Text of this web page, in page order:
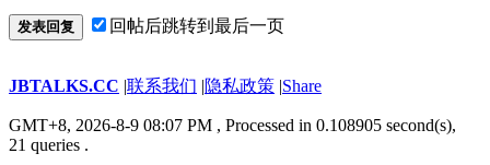
发表回复 回帖后跳转到最后一页
JBTALKS.CC |联系我们 |隐私政策 |Share
GMT+8, 2026-8-9 08:07 PM , Processed in 0.108905 second(s),
21 queries .